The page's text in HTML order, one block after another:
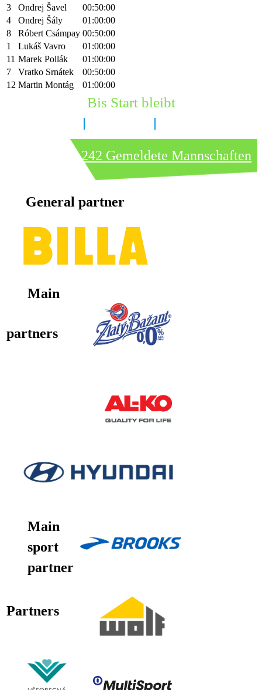
3
Ondrej Šavel
00:50:00
4
Ondrej Šály
01:00:00
8
Róbert Csámpay 00:50:00
1
Lukáš Vavro
01:00:00
11 Marek Pollák
01:00:00
7
Vratko Srnátek
00:50:00
12 Martin Montág 01:00:00
Bis Start bleibt
242 Gemeldete Mannschaften
General partner
Main
partners
Main
sport
partner
Partners